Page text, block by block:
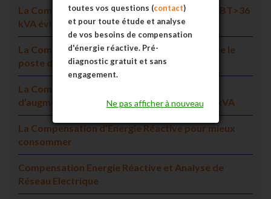
toutes vos questions (contact)
et pour toute étude et analyse
de vos besoins de compensation
d'énergie réactive. Pré-
diagnostic gratuit et sans
engagement.
Ne pas afficher à nouveau
La Compensation d’Energie Réactive en tarif BT>36
kVA évite de souscrire en tarif HT A/B
La Compensation d’Energie Réactive préserve le
poste de transformation
La Compensation d’Energie Réactive permet
d’augmenter la puissance installée en BT>36kVA
La Compensation d’Energie Réactive pour mieux
consommer
Compensation Energie Réactive et Analyse de
Réseau Electrique